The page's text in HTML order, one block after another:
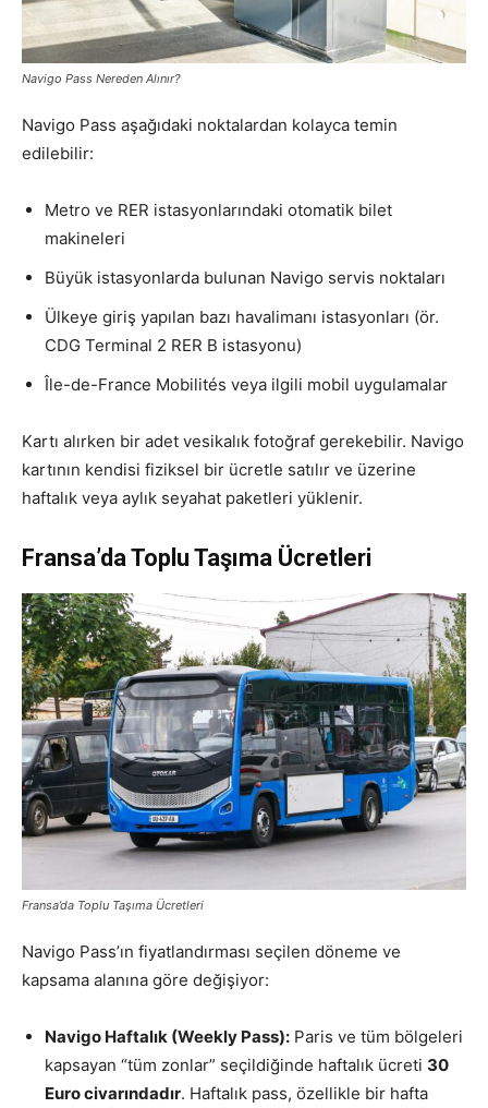
Navigo Pass Nereden Alınır?
Navigo Pass aşağıdaki noktalardan kolayca temin
edilebilir:
Metro ve RER istasyonlarındaki otomatik bilet
makineleri
Büyük istasyonlarda bulunan Navigo servis noktaları
Ülkeye giriş yapılan bazı havalimanı istasyonları (ör.
CDG Terminal 2 RER B istasyonu)
Île-de-France Mobilités veya ilgili mobil uygulamalar
Kartı alırken bir adet vesikalık fotoğraf gerekebilir. Navigo
kartının kendisi fiziksel bir ücretle satılır ve üzerine
haftalık veya aylık seyahat paketleri yüklenir.
Fransa’da Toplu Taşıma Ücretleri
Fransa’da Toplu Taşıma Ücretleri
Navigo Pass’ın fiyatlandırması seçilen döneme ve
kapsama alanına göre değişiyor:
Navigo Haftalık (Weekly Pass): Paris ve tüm bölgeleri
kapsayan “tüm zonlar” seçildiğinde haftalık ücreti 30
Euro civarındadır. Haftalık pass, özellikle bir hafta